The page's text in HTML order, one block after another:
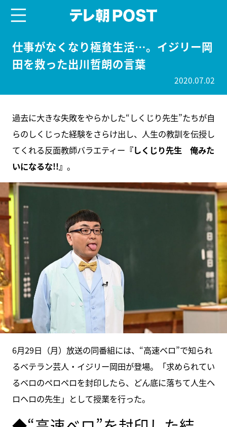
仕事がなくなり極貧生活…。イジリー岡
田を救った出川哲朗の言葉
2020.07.02
過去に大きな失敗をやらかした“しくじり先生”たちが自
らのしくじった経験をさらけ出し、人生の教訓を伝授し
てくれる反面教師バラエティー 『しくじり先生 俺みた
いになるな!!』 。
6月29日（月）放送の同番組には、“高速ベロ”で知られ
るベテラン芸人・イジリー岡田が登場。「求められてい
るベロのペロペロを封印したら、どん底に落ちて人生ヘ
ロヘロの先生」として授業を行った。